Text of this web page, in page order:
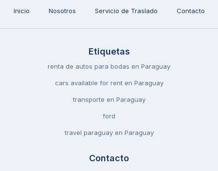
Inicio Nosotros Servicio de Traslado Contacto
Etiquetas
renta de autos para bodas en Paraguay
cars available for rent en Paraguay
transporte en Paraguay
ford
travel paraguay en Paraguay
Contacto